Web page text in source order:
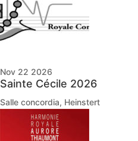
Nov 22 2026
Sainte Cécile 2026
Salle concordia, Heinstert